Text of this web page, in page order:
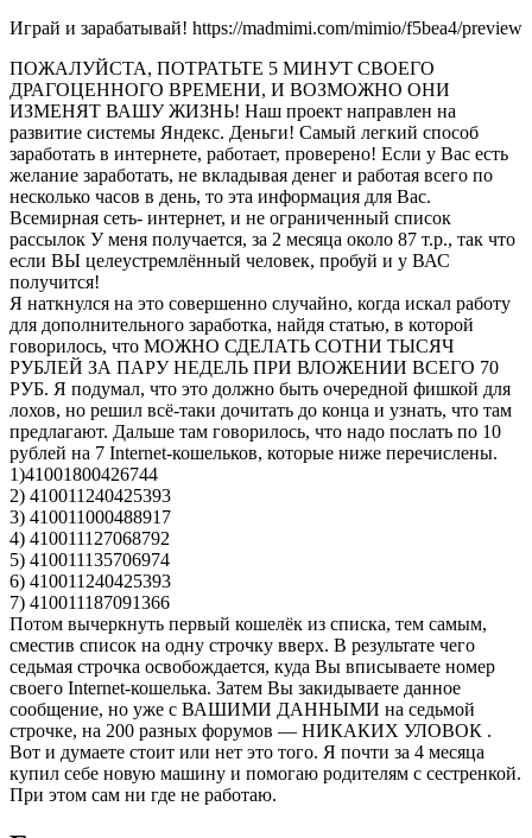
Играй и зарабатывай! https://madmimi.com/mimio/f5bea4/preview
ПОЖАЛУЙСТА, ПОТРАТЬТЕ 5 МИНУТ СВОЕГО
ДРАГОЦЕННОГО ВРЕМЕНИ, И ВОЗМОЖНО ОНИ
ИЗМЕНЯТ ВАШУ ЖИЗНЬ! Наш проект направлен на
развитие системы Яндекс. Деньги! Самый легкий способ
заработать в интернете, работает, проверено! Если у Вас есть
желание заработать, не вкладывая денег и работая всего по
несколько часов в день, то эта информация для Вас.
Всемирная сеть- интернет, и не ограниченный список
рассылок У меня получается, за 2 месяца около 87 т.р., так что
если ВЫ целеустремлённый человек, пробуй и у ВАС
получится!
Я наткнулся на это совершенно случайно, когда искал работу
для дополнительного заработка, найдя статью, в которой
говорилось, что МОЖНО СДЕЛАТЬ СОТНИ ТЫСЯЧ
РУБЛЕЙ ЗА ПАРУ НЕДЕЛЬ ПРИ ВЛОЖЕНИИ ВСЕГО 70
РУБ. Я подумал, что это должно быть очередной фишкой для
лохов, но решил всё-таки дочитать до конца и узнать, что там
предлагают. Дальше там говорилось, что надо послать по 10
рублей на 7 Internet-кошельков, которые ниже перечислены.
1)41001800426744
2) 410011240425393
3) 410011000488917
4) 410011127068792
5) 410011135706974
6) 410011240425393
7) 410011187091366
Потом вычеркнуть первый кошелёк из списка, тем самым,
сместив список на одну строчку вверх. В результате чего
седьмая строчка освобождается, куда Вы вписываете номер
своего Internet-кошелька. Затем Вы закидываете данное
сообщение, но уже с ВАШИМИ ДАННЫМИ на седьмой
строчке, на 200 разных форумов — НИКАКИХ УЛОВОК .
Вот и думаете стоит или нет это того. Я почти за 4 месяца
купил себе новую машину и помогаю родителям с сестренкой.
При этом сам ни где не работаю.